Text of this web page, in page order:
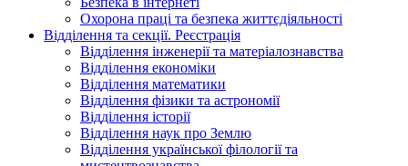
Охорона праці та безпека життєдіяльності
Відділення та секції. Реєстрація
Відділення інженерії та матеріалознавства
Відділення економіки
Відділення математики
Відділення фізики та астрономії
Відділення історії
Відділення наук про Землю
Відділення української філології та